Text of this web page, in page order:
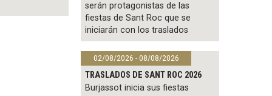
serán protagonistas de las
fiestas de Sant Roc que se
iniciarán con los traslados
02/08/2026 - 08/08/2026
TRASLADOS DE SANT ROC 2026
Burjassot inicia sus fiestas